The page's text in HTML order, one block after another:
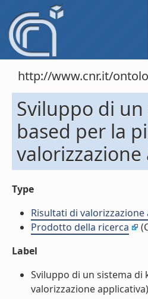
http://www.cnr.it/
Sviluppo di
based per la
Type
Risultati di valorizzazione
Prodotto della ricerca
Label
Sviluppo di un sistema
valorizzazione